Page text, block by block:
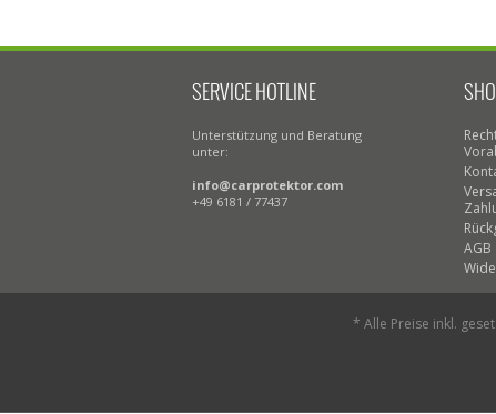
SERVICE HOTLINE
Unterstützung und Beratung
unter:
info@carprotektor.com
+49 6181 / 77437
AGB
* Alle Preise inkl.